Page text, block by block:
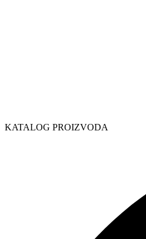
KATALOG PROIZVODA